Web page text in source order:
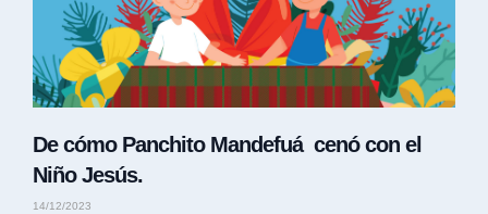
De cómo Panchito Mandefuá cenó con el
Niño Jesús.
14/12/2023